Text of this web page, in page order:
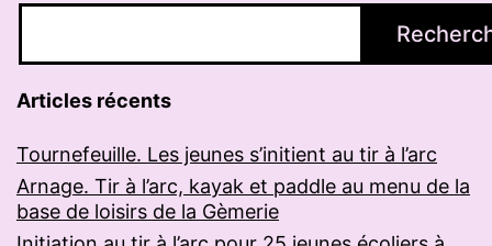
Articles récents
Tournefeuille. Les jeunes s’initient au tir à l’arc
Arnage. Tir à l’arc, kayak et paddle au menu de la
base de loisirs de la Gèmerie